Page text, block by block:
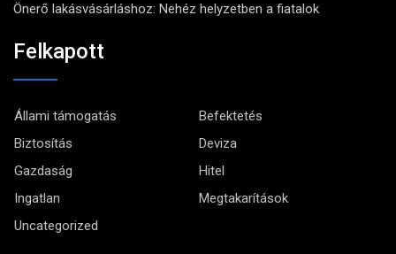
Önerő lakásvásárláshoz: Nehéz helyzetben a fiatalok
Felkapott
Állami támogatás
Befektetés
Biztosítás
Deviza
Gazdaság
Hitel
Ingatlan
Megtakarítások
Uncategorized